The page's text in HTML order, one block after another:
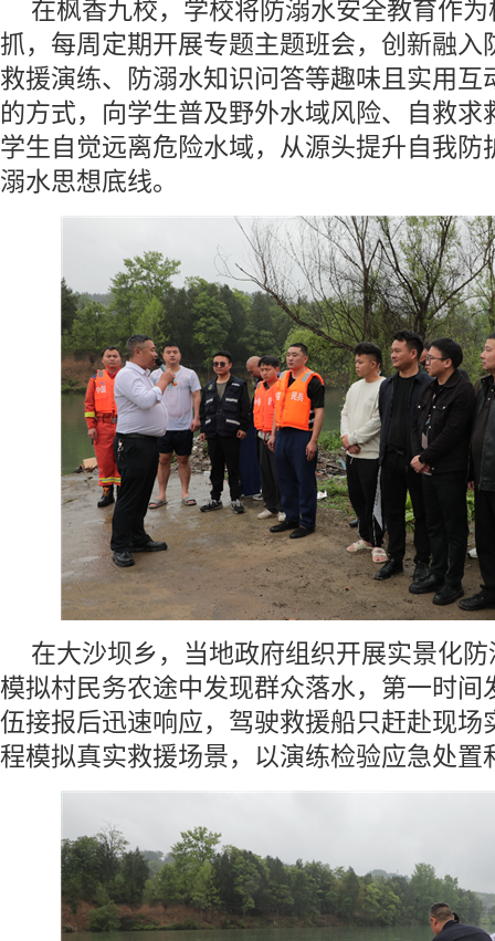
在枫香九校，学校将防溺水安全教育作
抓，每周定期开展专题主题班会，创新融入
救援演练、防溺水知识问答等趣味且实用互
的方式，向学生普及野外水域风险、自救求
学生自觉远离危险水域，从源头提升自我防
溺水思想底线。
在大沙坝乡，当地政府组织开展实景化
模拟村民务农途中发现群众落水，第一时间
伍接报后迅速响应，驾驶救援船只赶赴现场
程模拟真实救援场景，以演练检验应急处置